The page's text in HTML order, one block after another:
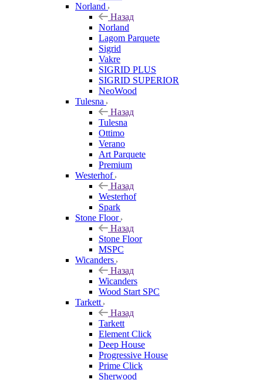
Norland
Назад
Norland
Lagom Parquete
Sigrid
Vakre
SIGRID PLUS
SIGRID SUPERIOR
NeoWood
Tulesna
Назад
Tulesna
Ottimo
Verano
Art Parquete
Premium
Westerhof
Назад
Westerhof
Spark
Stone Floor
Назад
Stone Floor
MSPC
Wicanders
Назад
Wicanders
Wood Start SPC
Tarkett
Назад
Tarkett
Element Click
Deep House
Progressive House
Prime Click
Sherwood